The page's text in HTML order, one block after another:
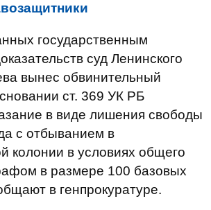
государственным
суд Ленинского
вынес обвинительный
ст. 369 УК РБ
в виде лишения свободы
с отбыванием в
колонии в условиях общего
в размере 100 базовых
в генпрокуратуре.